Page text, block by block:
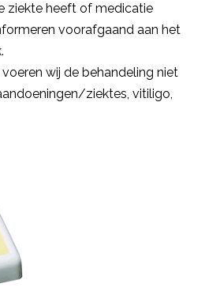
ziekte heeft of medicatie
voorafgaand aan het
wij de behandeling niet
ziektes, vitiligo,